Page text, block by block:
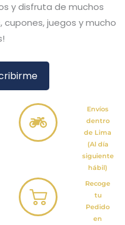
y disfruta de muchos
juegos y mucho
Envíos
dentro
de Lima
(Al día
siguiente
hábil)
Recoge
tu
Pedido
en